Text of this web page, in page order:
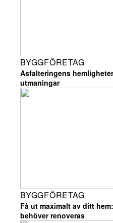
Asfalteringens
utmaningar
BYGGFÖRETAG
Få ut maximalt av ditt
behöver renoveras
BYGGFÖRETAG